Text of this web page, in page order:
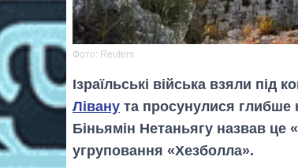
Фото: Reuters
Ізраїльські війська взяли під
Лівану та просунулися глибше
Біньямін Нетаньягу назвав це
угруповання «Хезболла».